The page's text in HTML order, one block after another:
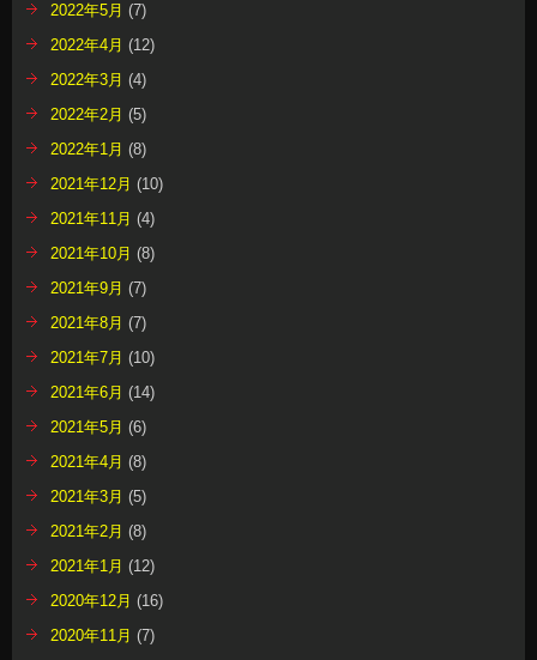
2022年5月 (7)
2022年4月 (12)
2022年3月 (4)
2022年2月 (5)
2022年1月 (8)
2021年12月 (10)
2021年11月 (4)
2021年10月 (8)
2021年9月 (7)
2021年8月 (7)
2021年7月 (10)
2021年6月 (14)
2021年5月 (6)
2021年4月 (8)
2021年3月 (5)
2021年2月 (8)
2021年1月 (12)
2020年12月 (16)
2020年11月 (7)